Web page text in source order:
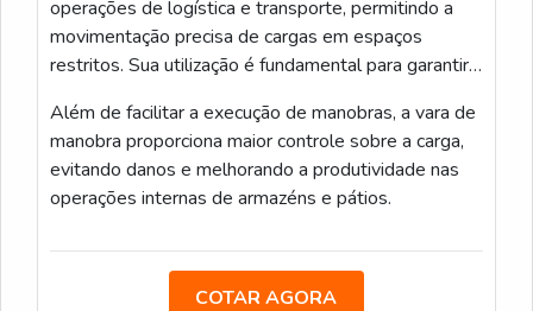
condutor, conexão à haste de aterramento e retorno à
malha de terra. Sigo checklist prático:
Confirmar ausência com detector calibrated
Instalar aterramento temporário conforme
procedimento
Usar luvas e mangas isolantes com borracha
operações de logística e transporte, permitindo a
movimentação precisa de cargas em espaços
restritos. Sua utilização é fundamental para garantir a
pesados.
Além de facilitar a execução de manobras, a vara de
manobra proporciona maior controle sobre a carga,
evitando danos e melhorando a produtividade nas
operações internas de armazéns e pátios.
COTAR AGORA